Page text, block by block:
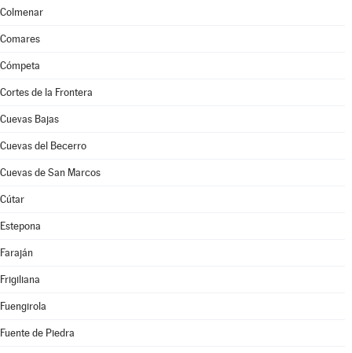
Colmenar
Comares
Cómpeta
Cortes de la Frontera
Cuevas Bajas
Cuevas del Becerro
Cuevas de San Marcos
Cútar
Estepona
Faraján
Frigiliana
Fuengirola
Fuente de Piedra